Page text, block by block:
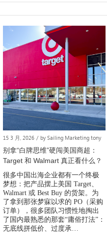
15 3 月, 2026 / by Sailing Marketing tony
别拿“白牌思维”硬闯美国商超：
Target 和 Walmart 真正看什么？
很多中国出海企业都有一个终极
梦想：把产品摆上美国 Target、
Walmart 或 Best Buy 的货架。为
了拿到那张梦寐以求的 PO（采购
订单），很多团队习惯性地掏出
了国内最熟悉的那套“庸俗打法”：
无底线拼低价、过度承…